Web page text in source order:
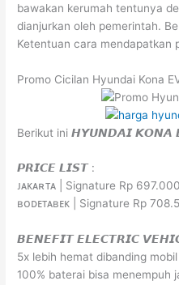
bawakan kerumah tentunya
dianjurkan oleh pemerintah.
Ketentuan cara mendapatkan
Promo Cicilan Hyundai Kona
Berikut ini 𝙃𝙔𝙐𝙉𝘿𝘼𝙄 𝙆𝙊𝙉𝘼
𝙋𝙍𝙄𝘾𝙀 𝙇𝙄𝙎𝙏 :
ᴊᴀᴋᴀʀᴛᴀ | Signature Rp
ʙᴏᴅᴇᴛᴀʙᴇᴋ | Signature Rp
𝘽𝙀𝙉𝙀𝙁𝙄𝙏 𝙀𝙇𝙀𝘾𝙏𝙍𝙄𝘾
5x lebih hemat dibanding
100% baterai bisa menempuh